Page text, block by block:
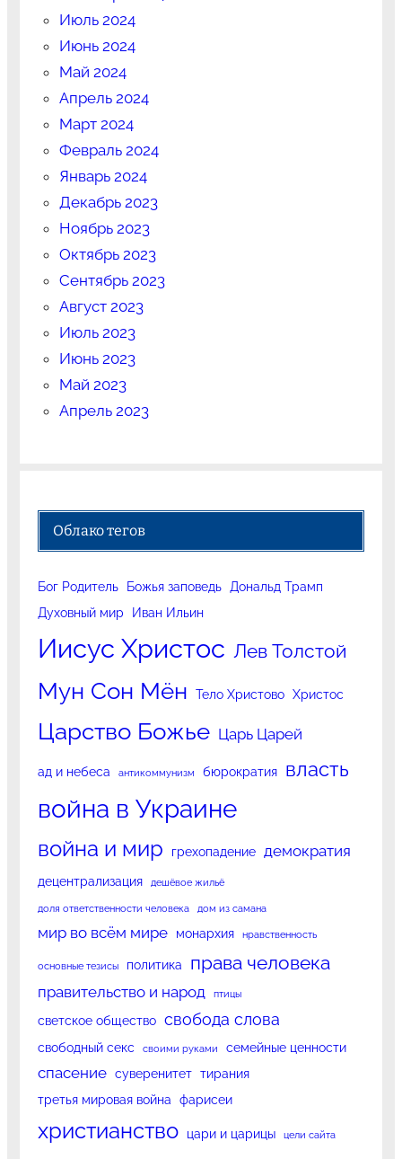
Июль 2024
Июнь 2024
Май 2024
Апрель 2024
Март 2024
Февраль 2024
Январь 2024
Декабрь 2023
Ноябрь 2023
Октябрь 2023
Сентябрь 2023
Август 2023
Июль 2023
Июнь 2023
Май 2023
Апрель 2023
Облако тегов
Бог Родитель Божья заповедь Дональд Трамп
Духовный мир
Иван Ильин
Иисус Христос Лев Толстой
Мун Сон Мён Тело Христово Христос
Царство Божье Царь Царей
ад и небеса антикоммунизм бюрократия власть
война в Украине
война и мир грехопадение демократия
децентрализация дешёвое жильё
доля ответственности человека дом из самана
мир во всём мире монархия нравственность
основные тезисы политика права человека
правительство и народ птицы
светское общество свобода слова
свободный секс своими руками семейные ценности
спасение суверенитет тирания
третья мировая война
фарисеи
христианство цари и царицы цели сайта